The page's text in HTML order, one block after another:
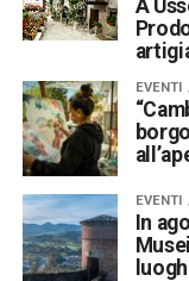
A
EVENTI
EVENTI
In